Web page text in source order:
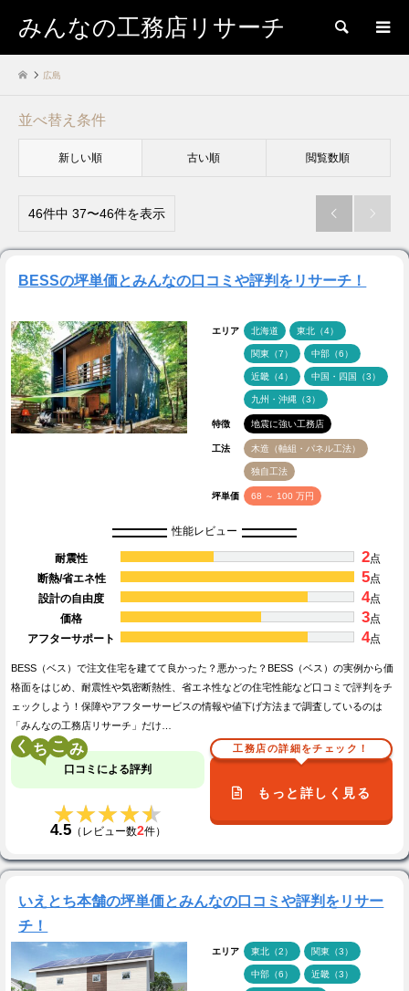
みんなの工務店リサーチ 検索
広島
並べ替え条件
新しい順 古い順 閲覧数順
46件中 37〜46件を表示  
BESSの坪単価とみんなの口コミや評判をリサーチ！
エリア 北海道 東北（4）
関東（7） 中部（6）
近畿（4） 中国・四国（3）
九州・沖縄（3）
特徴 地震に強い工務店
工法 木造（軸組・パネル工法）
独自工法
坪単価 68 ～ 100 万円
性能レビュー
耐震性 2点
断熱/省エネ性
5点
設計の自由度
4点
価格
3点
アフターサポート
4点
BESS（ベス）で注文住宅を建てて良かった？悪かった？BESS（ベス）の実例から価
格面をはじめ、耐震性や気密断熱性、省エネ性などの住宅性能など口コミで評判をチ
ェックしよう！保障やアフターサービスの情報や値下げ方法まで調査しているのは
「みんなの工務店リサーチ」だけ…
く こ
口コミによる評判
★★★★★
★★★★★
4.5（レビュー数2件）
工務店の詳細をチェック！
もっと詳しく見る
いえとち本舗の坪単価とみんなの口コミや評判をリサー
チ！
エリア 東北（2） 関東（3）
中部（6） 近畿（3）